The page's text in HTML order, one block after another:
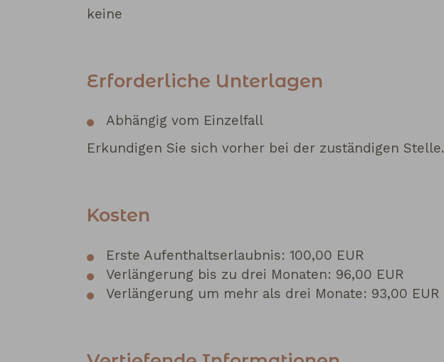
keine
Erforderliche Unterlagen
Abhängig vom Einzelfall
Erkundigen Sie sich vorher bei der zuständigen Stelle.
Kosten
Erste Aufenthaltserlaubnis: 100,00 EUR
Verlängerung bis zu drei Monaten: 96,00 EUR
Verlängerung um mehr als drei Monate: 93,00 EUR